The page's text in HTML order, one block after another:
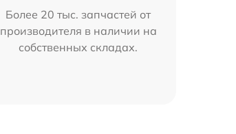
Более 20 тыс. запчастей от
производителя в наличии на
собственных складах.